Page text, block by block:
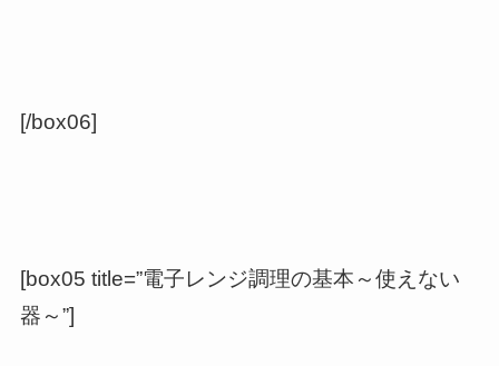
[/box06]
[box05 title=”電子レンジ調理の基本～使えない
器～”]